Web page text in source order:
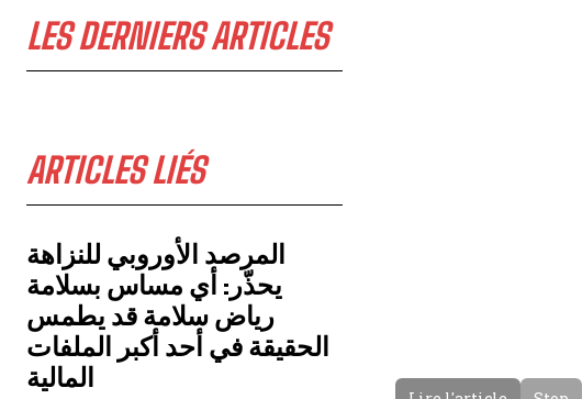
LES DERNIERS ARTICLES
ARTICLES LIÉS
المرصد الأوروبي للنزاهة
يحذّر: أي مساس بسلامة
رياض سلامة قد يطمس
الحقيقة في أحد أكبر الملفات
المالية